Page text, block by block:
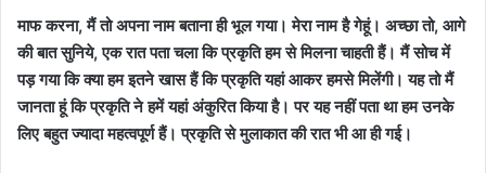
माफ करना, मैं तो अपना नाम बताना ही भूल गया। मेरा नाम है गेहूं। अच्छा तो, आगे
की बात सुनिये, एक रात पता चला कि प्रकृति हम से मिलना चाहती हैं। मैं सोच में
पड़ गया कि क्या हम इतने खास हैं कि प्रकृति यहां आकर हमसे मिलेंगी। यह तो मैं
जानता हूं कि प्रकृति ने हमें यहां अंकुरित किया है। पर यह नहीं पता था हम उनके
लिए बहुत ज्यादा महत्वपूर्ण हैं। प्रकृति से मुलाकात की रात भी आ ही गई।